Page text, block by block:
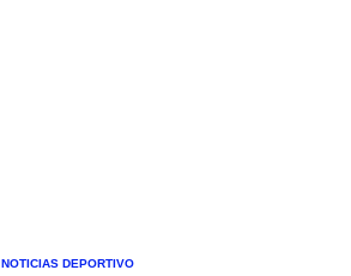
NOTICIAS DEPORTIVO